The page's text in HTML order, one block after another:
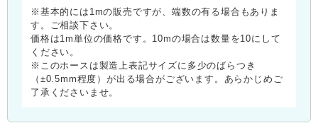
※基本的には1mの販売ですが、端数の有る場合もありま
す。ご相談下さい。
価格は1m単位の価格です。10mの場合は数量を10にして
ください。
※このホースは製造上表記サイズに多少のばらつき
（±0.5mm程度）が出る場合がございます。あらかじめご
了承くださいませ。